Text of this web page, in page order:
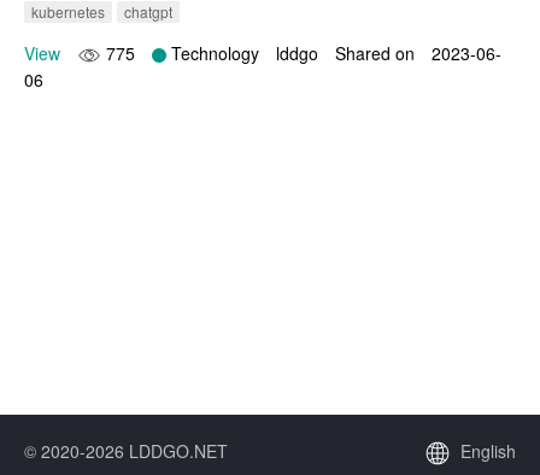
kubernetes chatgpt
View 775 Technology lddgo Shared on
2023-06-
06
© 2020-2026 LDDGO.NET English